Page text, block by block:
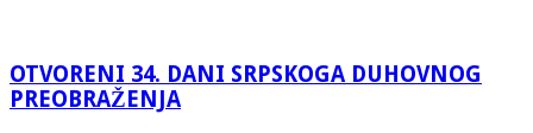
OTVORENI 34. DANI SRPSKOGA DUHOVNOG
PREOBRAŽENJA